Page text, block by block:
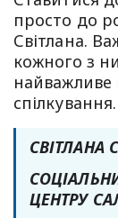
просто до
Світлана.
кожного з
найважливе
спілкування.
СВІТЛАНА
ЦЕНТРУ